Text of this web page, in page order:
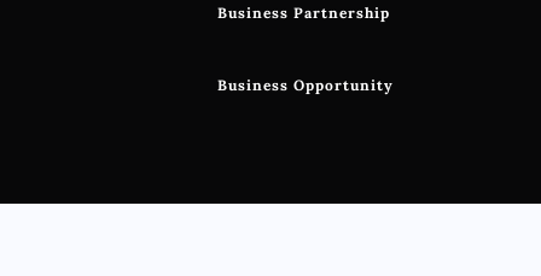
Business Partnership
Business Opportunity